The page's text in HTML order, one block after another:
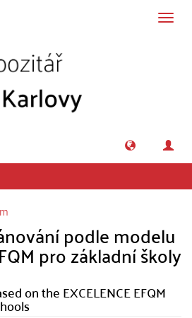
podle modelu
pro základní školy
on the EXCELENCE EFQM